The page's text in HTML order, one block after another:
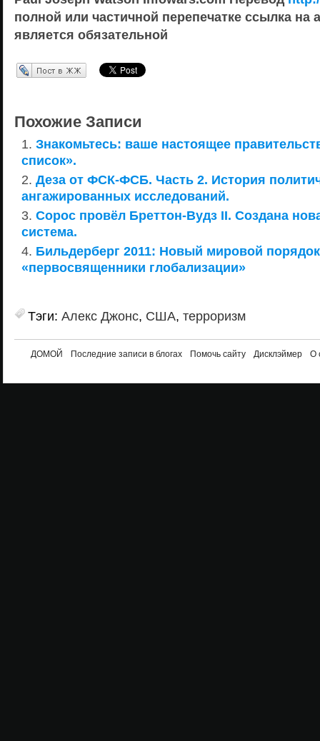
полной или частичной перепечатке ссылка на
является обязательной
Перепост в ЖЖ
Похожие Записи
Знакомьтесь: ваше настоящее
список».
Деза от ФСК-ФСБ. Часть 2. История
ангажированных исследований.
Сорос провёл Бреттон-Вудз II. Создана
система.
Бильдерберг 2011: Новый мировой
«первосвященники глобализации»
Тэги: Алекс Джонс, США, терроризм
ДОМОЙ Последние записи в блогах Помочь сайту Дисклэймер О